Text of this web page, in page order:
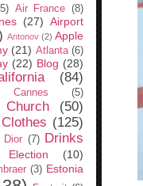
Air France (8)
(27) Airport
Antonov (2) Apple
(21) Atlanta (6)
(22) Blog (28)
(84)
Cannes (5)
Church (50)
Clothes (125)
Dior (7) Drinks
Election
(10)
(3) Estonia